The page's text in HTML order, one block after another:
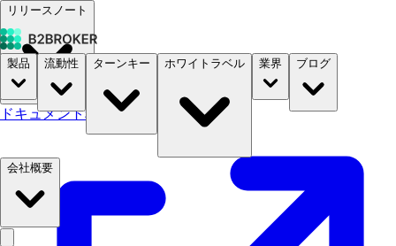
リリースノート
ドキュメント料金 B2STORE
製品 流動性 ターンキー ホワイトラベル 業界 ブログ
会社概要